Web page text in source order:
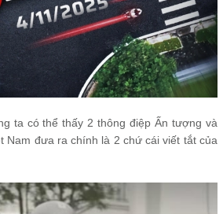
ta có thể thấy 2 thông điệp Ấn tượng và
Nam đưa ra chính là 2 chứ cái viết tắt của